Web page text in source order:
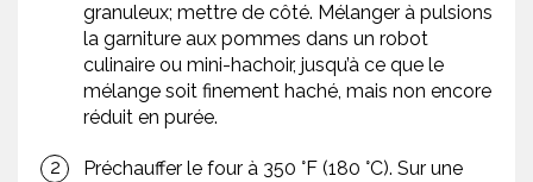
granuleux; mettre de côté. Mélanger à pulsions
la garniture aux pommes dans un robot
culinaire ou mini-hachoir, jusqu’à ce que le
mélange soit finement haché, mais non encore
réduit en purée.
Préchauffer le four à 350 °F (180 °C). Sur une